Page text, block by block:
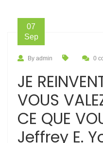
07
Sep
By admin 0
JE
VOUS
CE QUE
Jeffrey E.